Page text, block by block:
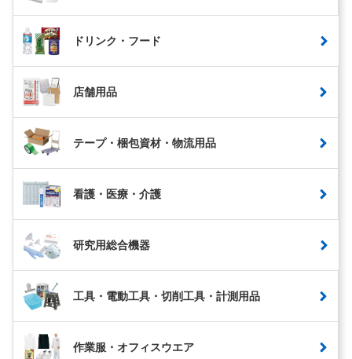
ドリンク・フード
店舗用品
テープ・梱包資材・物流用品
看護・医療・介護
研究用総合機器
工具・電動工具・切削工具・計測用品
作業服・オフィスウエア